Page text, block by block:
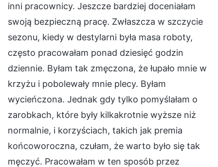
inni pracownicy. Jeszcze bardziej doceniałam
swoją bezpieczną pracę. Zwłaszcza w szczycie
sezonu, kiedy w destylarni była masa roboty,
często pracowałam ponad dziesięć godzin
dziennie. Byłam tak zmęczona, że łupało mnie w
krzyżu i pobolewały mnie plecy. Byłam
wycieńczona. Jednak gdy tylko pomyślałam o
zarobkach, które były kilkakrotnie wyższe niż
normalnie, i korzyściach, takich jak premia
końcoworoczna, czułam, że warto było się tak
męczyć. Pracowałam w ten sposób przez